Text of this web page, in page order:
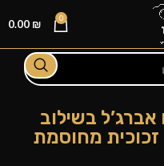
0
0.00 ₪
אברג’ל בשילוב
מחוסמת